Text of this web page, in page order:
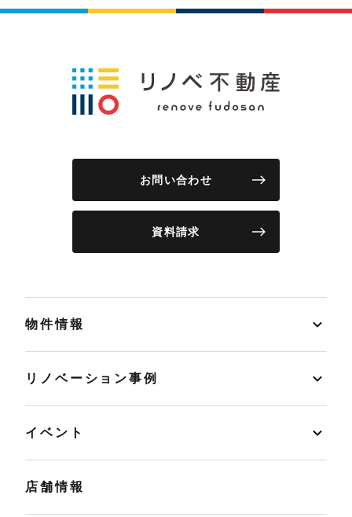
お問い合わせ
資料請求
物件情報
リノベーション事例
イベント
店舗情報